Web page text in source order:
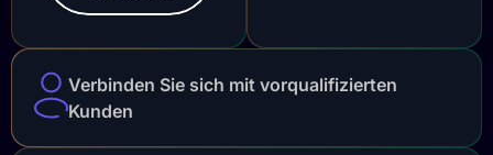
Verbinden Sie sich mit vorqualifizierten
Kunden